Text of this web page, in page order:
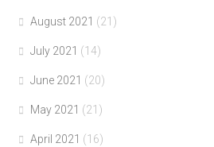
August 2021 (21)
July 2021 (14)
June 2021 (20)
May 2021 (21)
April 2021 (16)